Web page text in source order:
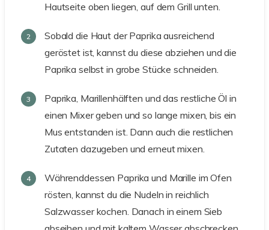
Hautseite oben liegen, auf dem Grill unten.
Sobald die Haut der Paprika ausreichend
geröstet ist, kannst du diese abziehen und die
Paprika selbst in grobe Stücke schneiden.
Paprika, Marillenhälften und das restliche Öl in
einen Mixer geben und so lange mixen, bis ein
Mus entstanden ist. Dann auch die restlichen
Zutaten dazugeben und erneut mixen.
Währenddessen Paprika und Marille im Ofen
rösten, kannst du die Nudeln in reichlich
Salzwasser kochen. Danach in einem Sieb